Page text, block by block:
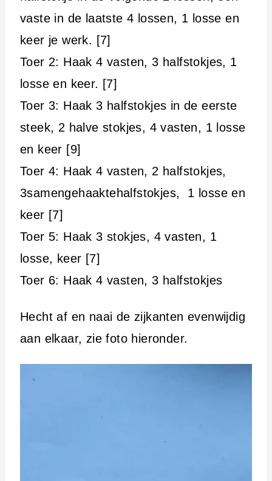
vaste in de laatste 4 lossen, 1 losse en
keer je werk. [7]
Toer 2: Haak 4 vasten, 3 halfstokjes, 1
losse en keer. [7]
Toer 3: Haak 3 halfstokjes in de eerste
steek, 2 halve stokjes, 4 vasten, 1 losse
en keer [9]
Toer 4: Haak 4 vasten, 2 halfstokjes,
3samengehaaktehalfstokjes, 1 losse en
keer [7]
Toer 5: Haak 3 stokjes, 4 vasten, 1
losse, keer [7]
Toer 6: Haak 4 vasten, 3 halfstokjes
Hecht af en naai de zijkanten evenwijdig
aan elkaar, zie foto hieronder.